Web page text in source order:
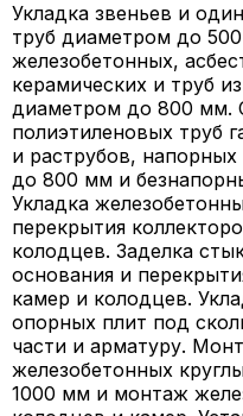
Укладка звеньев и
труб диаметром до
железобетонных,
керамических и труб
диаметром до 800 мм.
полиэтиленовых труб
и раструбов,
до 800 мм и
Укладка
перекрытия
колодцев. Заделка
основания и
камер и колодцев.
опорных плит под
части и арматуру.
железобетонных
1000 мм и монтаж